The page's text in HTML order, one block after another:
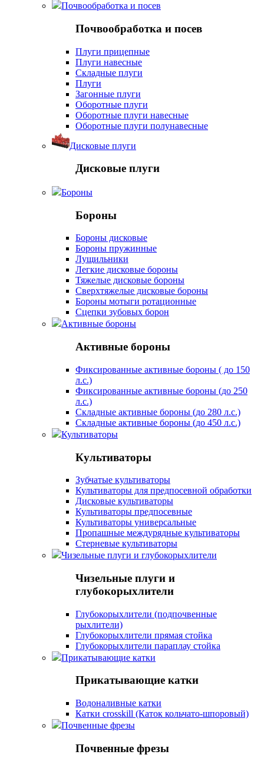
Почвообработка и посев
Почвообработка и посев
Плуги прицепные
Плуги навесные
Складные плуги
Плуги
Загонные плуги
Оборотные плуги
Оборотные плуги навесные
Оборотные плуги полунавесные
Дисковые плуги
Дисковые плуги
Бороны
Бороны
Бороны дисковые
Бороны пружинные
Лущильники
Легкие дисковые бороны
Тяжелые дисковые бороны
Сверхтяжелые дисковые бороны
Бороны мотыги ротационные
Сцепки зубовых борон
Активные бороны
Активные бороны
Фиксированные активные бороны ( до 150
л.с.)
Фиксированные активные бороны (до 250
л.с.)
Складные активные бороны (до 280 л.с.)
Складные активные бороны (до 450 л.с.)
Культиваторы
Культиваторы
Зубчатые культиваторы
Культиваторы для предпосевной обработки
Дисковые культиваторы
Культиваторы предпосевные
Культиваторы универсальные
Пропашные междурядные культиваторы
Стерневые культиваторы
Чизельные плуги и глубокорыхлители
Чизельные плуги и
глубокорыхлители
Глубокорыхлители (подпочвенные
рыхлители)
Глубокорыхлители прямая стойка
Глубокорыхлители параплау стойка
Прикатывающие катки
Прикатывающие катки
Водоналивные катки
Катки crosskill (Каток кольчато-шпоровый)
Почвенные фрезы
Почвенные фрезы